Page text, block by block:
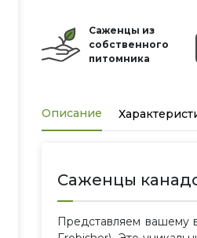
Саженцы из
собственного
питомника
Описание
Саженцы
Представляем вашему